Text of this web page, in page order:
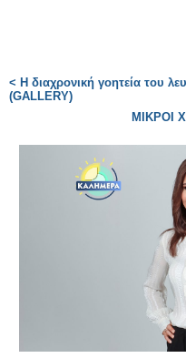
< Η διαχρονική γοητεία του
(GALLERY)
ΜΙΚΡΟΙ